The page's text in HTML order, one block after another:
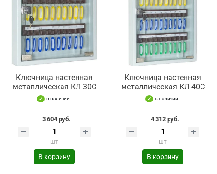
Ключница настенная
металлическая КЛ-30С
в наличии
3 604 руб.
шт
В корзину
Ключница настенная
металлическая КЛ-40С
в наличии
4 312 руб.
шт
В корзину